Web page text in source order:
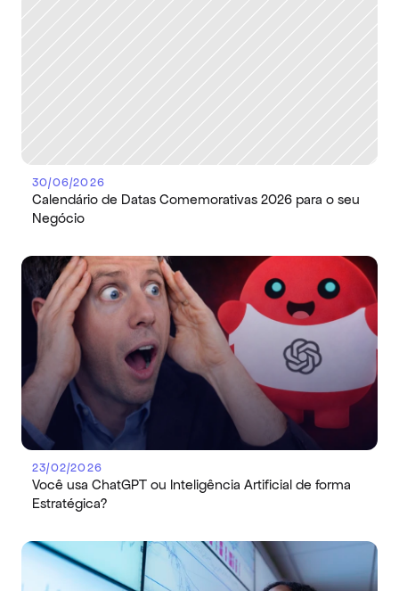
30/06/2026
Calendário de Datas Comemorativas 2026 para o seu
Negócio
23/02/2026
Você usa ChatGPT ou Inteligência Artificial de forma
Estratégica?